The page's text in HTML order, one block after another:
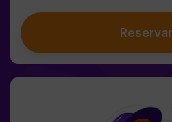
equipo excepcional, preparado
amenaza. 💪 ¡Cada segundo cuenta! ¿Te
aceptar la misión? 🎯 El juego
un entrenamiento de super
Reservar